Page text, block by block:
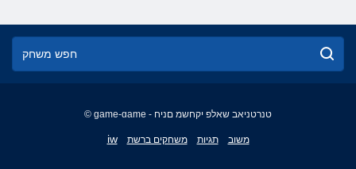
© game-game - טנרטניאב שאלפ יקחשמ םניח
iw משחקים ברשת תגיות משוב